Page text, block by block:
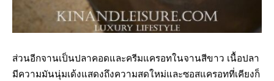
ส่วนอีกจานเป็นปลาคอดและครีมแครอทในจานสีขาว เนื้อปลา
มีความมันนุ่มเด้งแสดงถึงความสดใหม่และซอสแครอทที่เคียงก็